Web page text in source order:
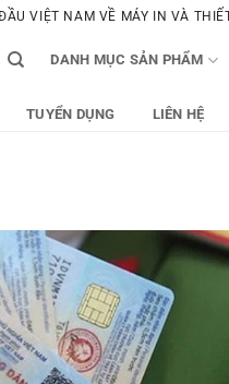
VIỆT NAM VỀ MÁY IN VÀ
DANH MỤC SẢN PHẨM
TUYỂN DỤNG LIÊN HỆ